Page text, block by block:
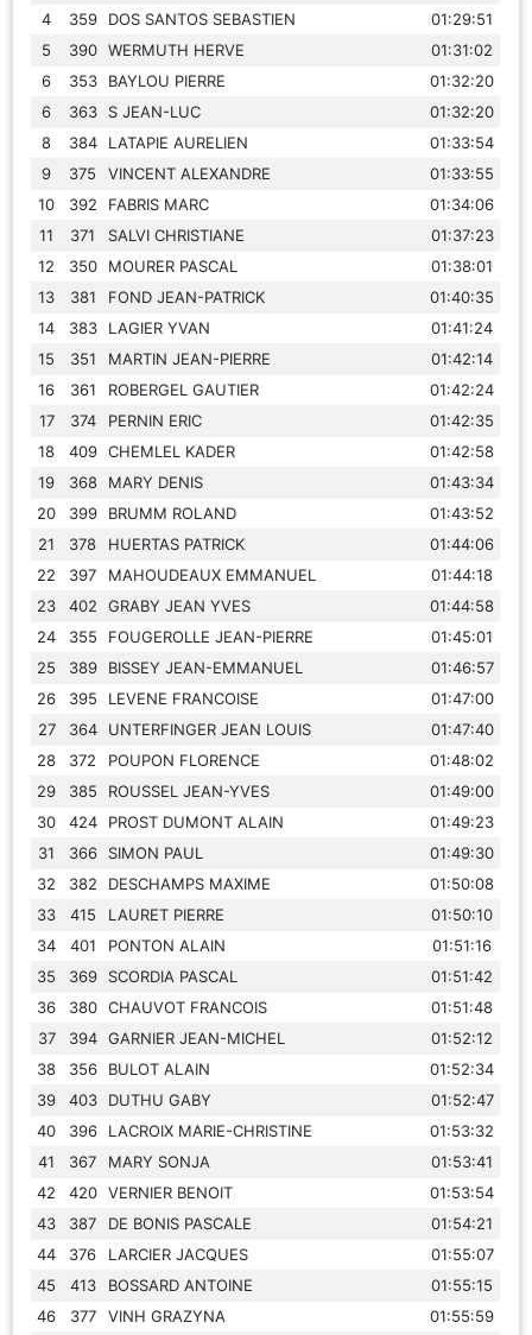
4
359 DOS SANTOS SEBASTIEN
01:29:51
5
390 WERMUTH HERVE
01:31:02
6
353 BAYLOU PIERRE
01:32:20
6
363 S JEAN-LUC
01:32:20
8
384 LATAPIE AURELIEN
01:33:54
9
375 VINCENT ALEXANDRE
01:33:55
10
392 FABRIS MARC
01:34:06
11
371 SALVI CHRISTIANE
01:37:23
12
350 MOURER PASCAL
01:38:01
13
381 FOND JEAN-PATRICK
01:40:35
14
383 LAGIER YVAN
01:41:24
15
351 MARTIN JEAN-PIERRE
01:42:14
16
361 ROBERGEL GAUTIER
01:42:24
17
374 PERNIN ERIC
01:42:35
18
409 CHEMLEL KADER
01:42:58
19
368 MARY DENIS
01:43:34
20
399 BRUMM ROLAND
01:43:52
21
378 HUERTAS PATRICK
01:44:06
22
397 MAHOUDEAUX EMMANUEL
01:44:18
23
402 GRABY JEAN YVES
01:44:58
24
355 FOUGEROLLE JEAN-PIERRE
01:45:01
25
389 BISSEY JEAN-EMMANUEL
01:46:57
26
395 LEVENE FRANCOISE
01:47:00
27
364 UNTERFINGER JEAN LOUIS
01:47:40
28
372 POUPON FLORENCE
01:48:02
29
385 ROUSSEL JEAN-YVES
01:49:00
30
424 PROST DUMONT ALAIN
01:49:23
31
366 SIMON PAUL
01:49:30
32
382 DESCHAMPS MAXIME
01:50:08
33
415 LAURET PIERRE
01:50:10
34
401 PONTON ALAIN
01:51:16
35
369 SCORDIA PASCAL
01:51:42
36
380 CHAUVOT FRANCOIS
01:51:48
37
394 GARNIER JEAN-MICHEL
01:52:12
38
356 BULOT ALAIN
01:52:34
39
403 DUTHU GABY
01:52:47
40
396 LACROIX MARIE-CHRISTINE
01:53:32
41
367 MARY SONJA
01:53:41
42
420 VERNIER BENOIT
01:53:54
43
387 DE BONIS PASCALE
01:54:21
44
376 LARCIER JACQUES
01:55:07
45
413 BOSSARD ANTOINE
01:55:15
46
377 VINH GRAZYNA
01:55:59